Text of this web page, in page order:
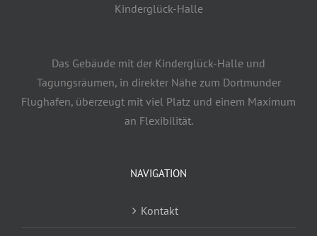
Kinderglück-Halle
Das Gebäude mit der Kinderglück-Halle und
Tagungsräumen, in direkter Nähe zum Dortmunder
Flughafen, überzeugt mit viel Platz und einem Maximum
an Flexibilität.
NAVIGATION
Kontakt